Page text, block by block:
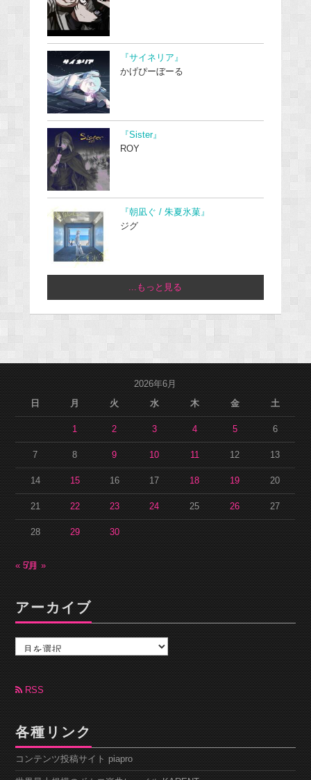
『サイネリア』
かげぴーぼーる
『Sister』
ROY
『朝凪ぐ / 朱夏氷菓』
ジグ
...もっと見る
2026年6月
日
月 火 水 木 金 土
1 2 3 4 5 6
7 8 9 10 11 12 13
14 15 16 17 18 19 20
21 22 23 24 25 26 27
28 29 30
« 5月7月 »
アーカイブ
カ
ブ RSS
各種リンク
コンテンツ投稿サイト piapro